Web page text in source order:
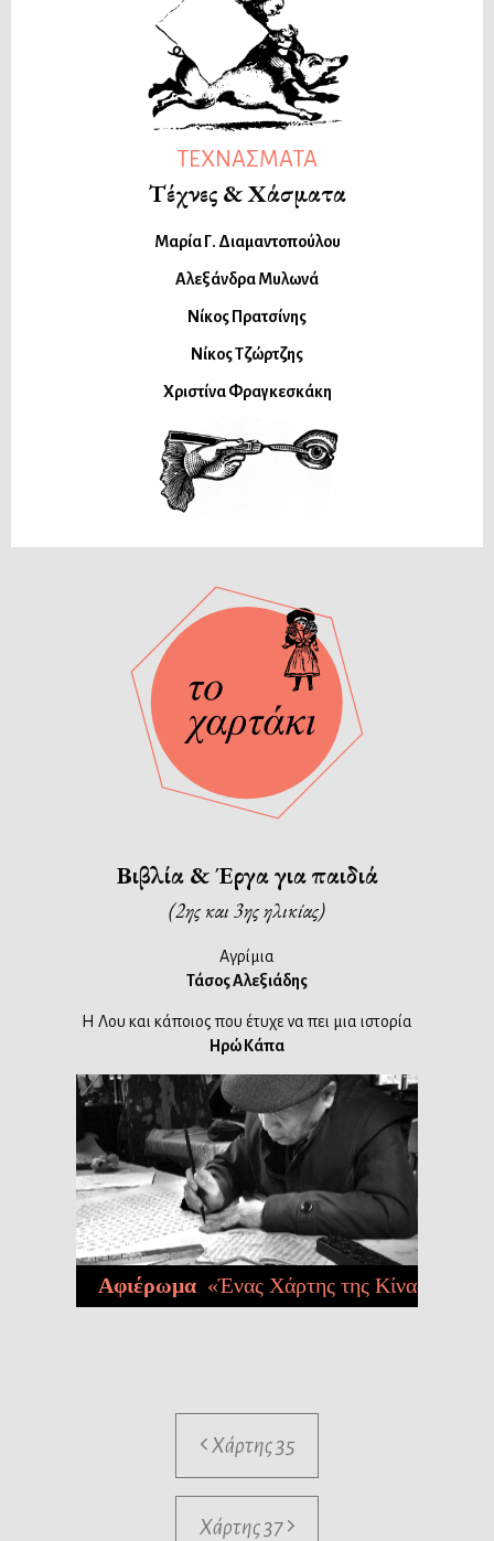
ΤΕΧΝΑΣΜΑΤΑ
Τέχνες & Χάσματα
Μαρία Γ. Διαμαντοπούλου
Αλεξάνδρα Μυλωνά
Νίκος Πρατσίνης
Νίκος Τζώρτζης
Χριστίνα Φραγκεσκάκη
Βιβλία & Έργα για παιδιά
(2ης και 3ης ηλικίας)
Αγρίμια
Τάσος Αλεξιάδης
Η Λου και κάποιος που έτυχε να πει μια ιστορία
Ηρώ Κάπα
Χάρτης 35
Χάρτης 37